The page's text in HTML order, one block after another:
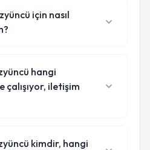
için nasıl
hangi
iletişim
kimdir, hangi